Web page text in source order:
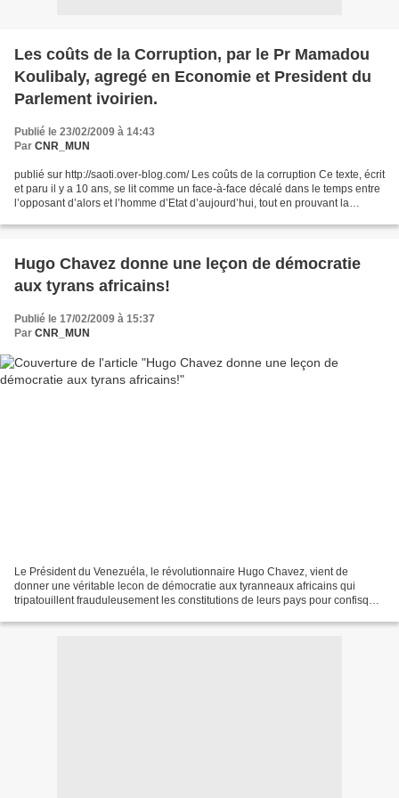
Les coûts de la Corruption, par le Pr Mamadou
Koulibaly, agregé en Economie et President du
Parlement ivoirien.
Publié le 23/02/2009 à 14:43
Par CNR_MUN
publié sur http://saoti.over-blog.com/ Les coûts de la corruption Ce texte, écrit
et paru il y a 10 ans, se lit comme un face-à-face décalé dans le temps entre
l’opposant d’alors et l’homme d’Etat d’aujourd’hui, tout en prouvant la
Hugo Chavez donne une leçon de démocratie
aux tyrans africains!
Publié le 17/02/2009 à 15:37
Par CNR_MUN
Le Président du Venezuéla, le révolutionnaire Hugo Chavez, vient de
donner une véritable lecon de démocratie aux tyranneaux africains qui
tripatouillent frauduleusement les constitutions de leurs pays pour confisquer